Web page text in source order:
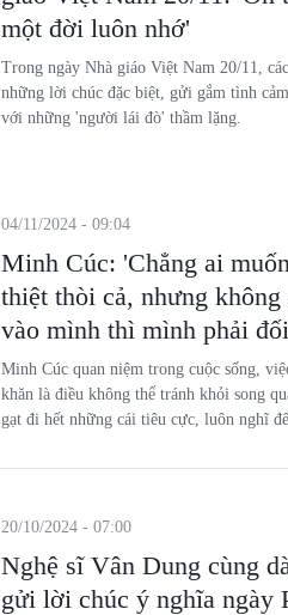
một đời luôn nhớ'
Trong ngày Nhà giáo Việt Nam 20/11,
những lời chúc đặc biệt, gửi gắm tình
với những 'người lái đò' thầm lặng.
Minh Cúc: 'Chẳng ai
thiệt thòi cả, nhưng
vào mình thì mình phải
04/11/2024 - 09:04
Minh Cúc quan niệm trong cuộc sống,
khăn là điều không thể tránh khỏi song
gạt đi hết những cái tiêu cực, luôn nghĩ
Nghệ sĩ Vân Dung cùng
gửi lời chúc ý nghĩa ngày
20/10/2024 - 07:00